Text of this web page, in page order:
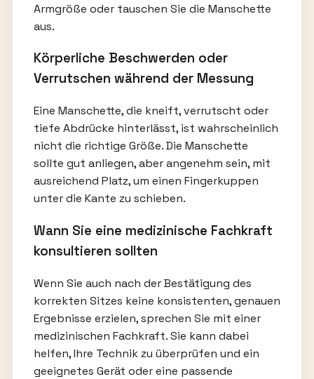
Armgröße oder tauschen Sie die Manschette
aus.
Körperliche Beschwerden oder
Verrutschen während der Messung
Eine Manschette, die kneift, verrutscht oder
tiefe Abdrücke hinterlässt, ist wahrscheinlich
nicht die richtige Größe. Die Manschette
sollte gut anliegen, aber angenehm sein, mit
ausreichend Platz, um einen Fingerkuppen
unter die Kante zu schieben.
Wann Sie eine medizinische Fachkraft
konsultieren sollten
Wenn Sie auch nach der Bestätigung des
korrekten Sitzes keine konsistenten, genauen
Ergebnisse erzielen, sprechen Sie mit einer
medizinischen Fachkraft. Sie kann dabei
helfen, Ihre Technik zu überprüfen und ein
geeignetes Gerät oder eine passende